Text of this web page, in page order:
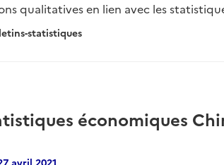
qualitatives en lien avec les
statistiques
économiques
avril 2021